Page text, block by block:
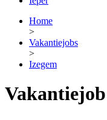
Home
>
Vakantiejobs
>
Izegem